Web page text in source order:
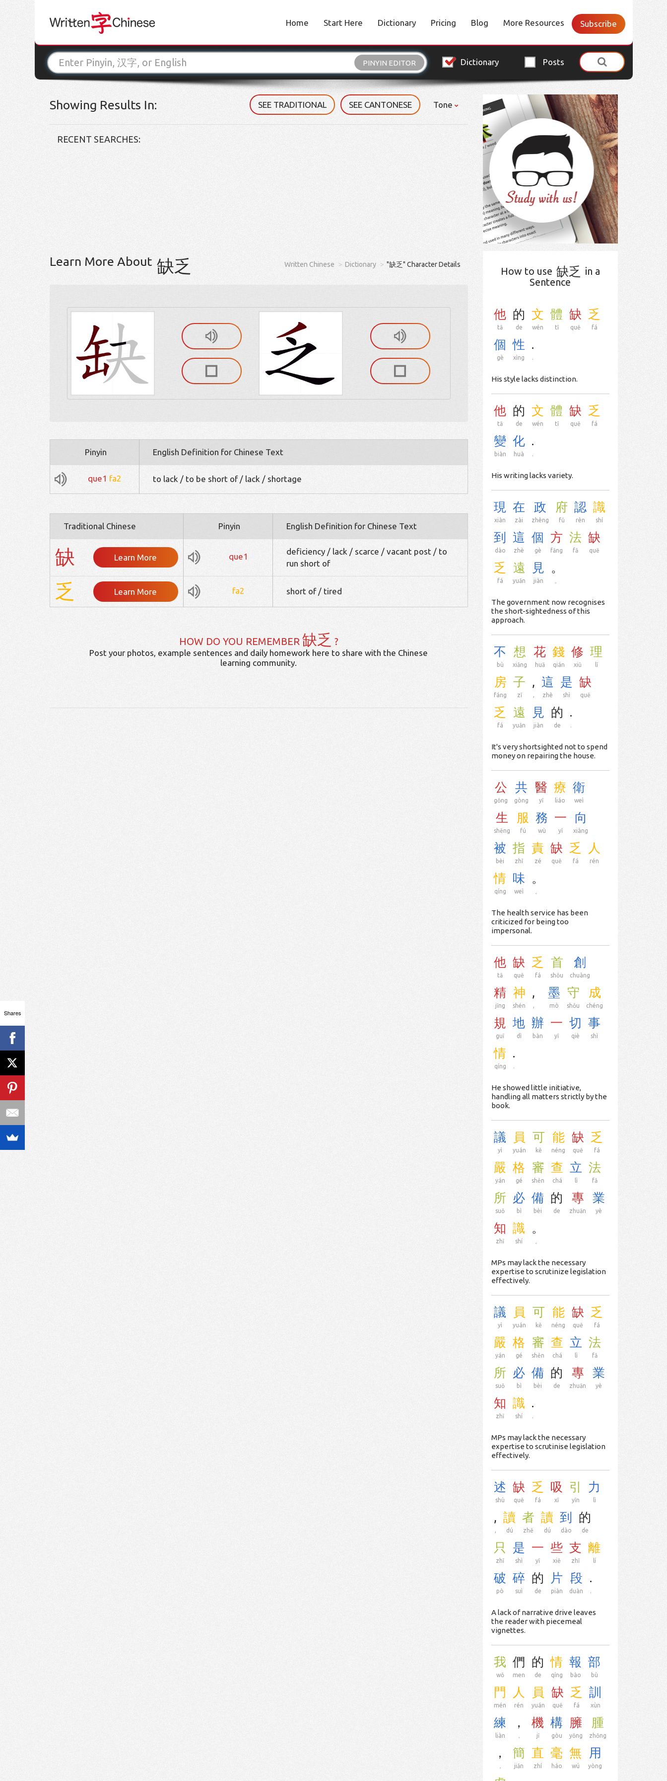
Home Start Here Dictionary Pricing Blog More Resources Subscribe
PINYIN EDITOR Dictionary Posts
Showing Results In: SEE TRADITIONAL SEE CANTONESE Tone
RECENT SEARCHES:
Learn More About 缺乏 Written Chinese Dictionary "缺乏" Character Details
Pinyin English Definition for Chinese Text
que1 fa2 to lack / to be short of / lack / shortage
Traditional Chinese Pinyin English Definition for Chinese Text
缺 Learn More que1
deficiency / lack / scarce / vacant post / to
run short of
乏 Learn More fa2 short of / tired
HOW DO YOU REMEMBER 缺乏 ?
Post your photos, example sentences and daily homework here to share with the Chinese
learning community.
How to use 缺乏 in a
Sentence
他
tā
的
de
文
wén
體
tǐ
缺
quē
乏
fá
個
gè
性
xìng
.
.
His style lacks distinction.
他
tā
的
de
文
wén
體
tǐ
缺
quē
乏
fá
變
biàn
化
huà
.
.
His writing lacks variety.
現
xiàn
在
zài
政
zhèng
府
fǔ
認
rèn
識
shí
到
dào
這
zhè
個
gè
方
fāng
法
fǎ
缺
quē
乏
fá
遠
yuǎn
見
jiàn
。
The government now recognises
the short-sightedness of this
approach.
不
bù
想
xiǎng
花
huā
錢
qián
修
xiū
理
lǐ
房
fáng
子
zǐ
,
,
這
zhè
是
shì
缺
quē
乏
fá
遠
yuǎn
見
jiàn
的
de
.
.
It's very shortsighted not to spend
money on repairing the house.
公
gōng
共
gòng
醫
yī
療
liáo
衛
weì
生
shēng
服
fú
務
wù
一
yī
向
xiàng
被
bèi
指
zhǐ
責
zé
缺
quē
乏
fá
人
rén
情
qíng
味
weì
。
The health service has been
criticized for being too
impersonal.
他
tā
缺
quē
乏
fá
首
shǒu
創
chuàng
精
jīng
神
shén
,
,
墨
mò
守
shǒu
成
chéng
規
guī
地
dì
辦
bàn
一
yī
切
qiè
事
shì
情
qíng
.
.
He showed little initiative,
handling all matters strictly by the
book.
議
yì
員
yuán
可
kě
能
néng
缺
quē
乏
fá
嚴
yán
格
gé
審
shěn
查
chá
立
lì
法
fǎ
所
suǒ
必
bì
備
bèi
的
de
專
zhuān
業
yè
知
zhī
識
shí
。
MPs may lack the necessary
expertise to scrutinize legislation
effectively.
議
yì
員
yuán
可
kě
能
néng
缺
quē
乏
fá
嚴
yán
格
gé
審
shěn
查
chá
立
lì
法
fǎ
所
suǒ
必
bì
備
bèi
的
de
專
zhuān
業
yè
知
zhī
識
shí
.
.
MPs may lack the necessary
expertise to scrutinise legislation
effectively.
述
shù
缺
quē
乏
fá
吸
xī
引
yǐn
力
lì
,
,
讀
dú
者
zhě
讀
dú
到
dào
的
de
只
zhǐ
是
shì
一
yī
些
xiē
支
zhī
離
lí
破
pò
碎
suì
的
de
片
piàn
段
duàn
.
.
A lack of narrative drive leaves
the reader with piecemeal
vignettes.
我
wǒ
們
men
的
de
情
qíng
報
bào
部
bù
門
mén
人
rén
員
yuán
缺
quē
乏
fá
訓
xùn
練
liàn
，
，
機
jī
構
gòu
臃
yōng
腫
zhǒng
，
，
簡
jiǎn
直
zhí
毫
háo
無
wú
用
yòng
Shares